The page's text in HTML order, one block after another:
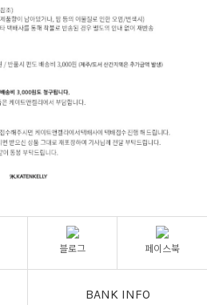
블로그 페이스북
BANK INFO